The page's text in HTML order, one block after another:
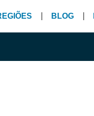
BLOG